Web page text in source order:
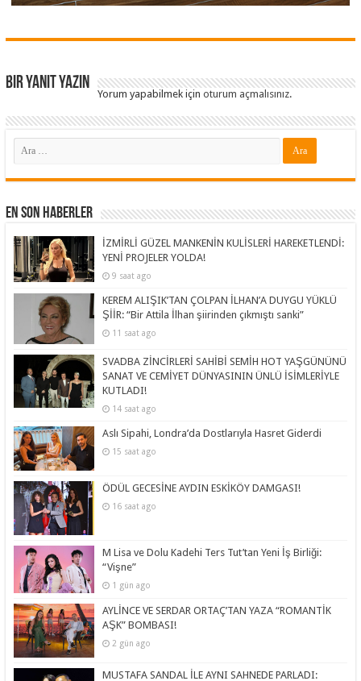
Bir yanıt yazın
Yorum yapabilmek içinoturum açmalısınız.
En Son Haberler
İZMİRLİ GÜZEL MANKENİN KULİSLERİ HAREKETLENDİ:
YENİ PROJELER YOLDA!
9 saat ago
KEREM ALIŞIK’TAN ÇOLPAN İLHAN’A DUYGU YÜKLÜ
ŞİİR: “Bir Attila İlhan şiirinden çıkmıştı sanki”
11 saat ago
SVADBA ZİNCİRLERİ SAHİBİ SEMİH HOT YAŞGÜNÜNÜ
SANAT VE CEMİYET DÜNYASININ ÜNLÜ İSİMLERİYLE
KUTLADI!
14 saat ago
Aslı Sipahi, Londra’da Dostlarıyla Hasret Giderdi
15 saat ago
ÖDÜL GECESİNE AYDIN ESKİKÖY DAMGASI!
16 saat ago
M Lisa ve Dolu Kadehi Ters Tut’tan Yeni İş Birliği:
“Vişne”
1 gün ago
AYLİNCE VE SERDAR ORTAÇ’TAN YAZA “ROMANTİK
AŞK” BOMBASI!
2 gün ago
MUSTAFA SANDAL İLE AYNI SAHNEDE PARLADI: